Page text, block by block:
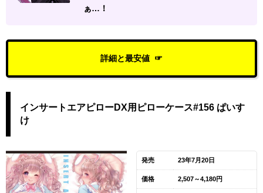
ぁ…！
詳細と最安値
インサートエアピローDX用ピローケース#156 ぱいす
け
発売 23年7月20日
価格 2,507～4,180円